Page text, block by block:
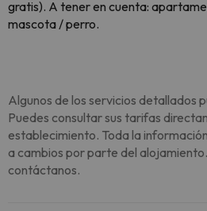
gratis). A tener en cuenta:
mascota / perro.
Algunos de los servicios detallados
Puedes consultar sus tarifas
establecimiento. Toda la
a cambios por parte del
contáctanos.